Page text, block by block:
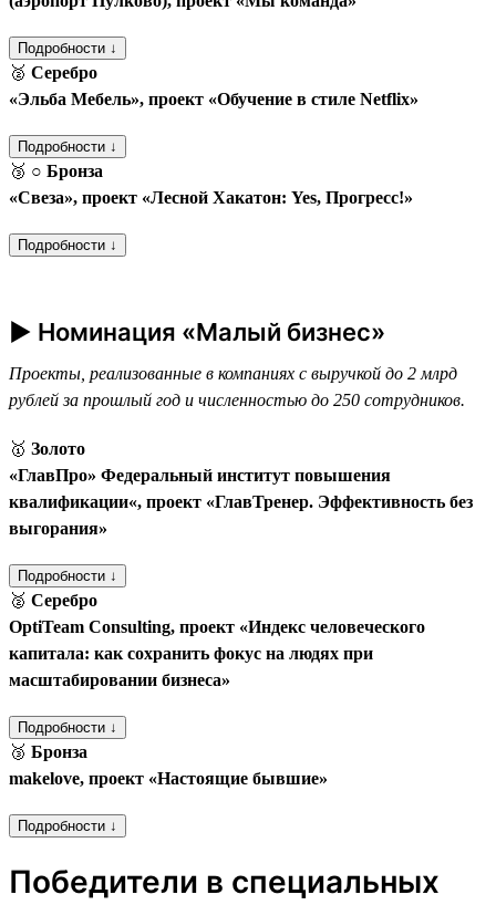
Подробности ↓
🥈 Серебро
«Эльба Мебель», проект «Обучение в стиле Netflix»
Подробности ↓
🥉 ○ Бронза
«Свеза», проект «Лесной Хакатон: Yes, Прогресс!»
Подробности ↓
► Номинация «Малый бизнес»
Проекты, реализованные в компаниях с выручкой до 2 млрд
рублей за прошлый год и численностью до 250 сотрудников.
🥇 Золото
«ГлавПро» Федеральный институт повышения
квалификации«, проект «ГлавТренер. Эффективность без
выгорания»
Подробности ↓
🥈 Серебро
OptiTeam Consulting, проект «Индекс человеческого
капитала: как сохранить фокус на людях при
масштабировании бизнеса»
Подробности ↓
🥉 Бронза
makelove, проект «Настоящие бывшие»
Подробности ↓
Победители в специальных